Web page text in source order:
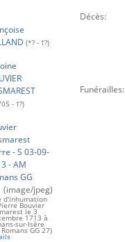
(*? - †?)
- †?)
- S 03-09-
- AM
GG
(image/jpeg)
d'inhumation
Bouvier
le 3
1713 à
sur-Isère
GG 27)
Décès:
Funérailles: